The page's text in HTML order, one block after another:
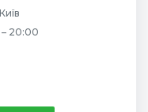
20:00